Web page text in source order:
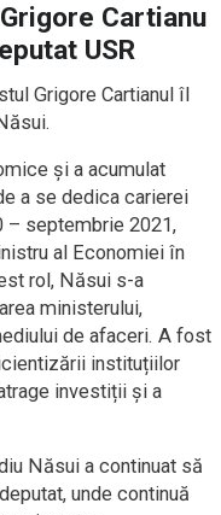
Cartianu
USR
Grigore Cartianul îl
și a acumulat
a se dedica carierei
– septembrie 2021,
al Economiei în
rol, Năsui s-a
ministerului,
de afaceri. A fost
instituțiilor
investiții și a
Năsui a continuat să
unde continuă